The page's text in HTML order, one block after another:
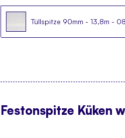
Tüllspitze 90mm - 13,8m -
Festonspitze Küken